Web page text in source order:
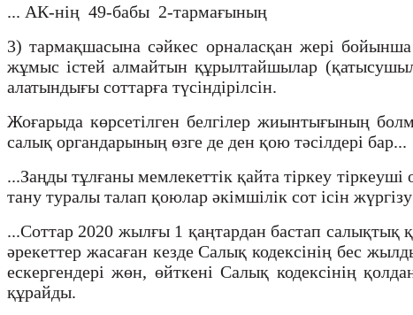
... АК-нің 49-бабы 2-тармағының
3) тармақшасына сәйкес орналасқан жері
жұмыс істей алмайтын құрылтайшылар
алатындығы соттарға түсіндірілсін.
Жоғарыда көрсетілген белгілер жиынтығының
салық органдарының өзге де ден қою тәсілдері бар...
...Заңды тұлғаны мемлекеттік қайта тіркеу
тану туралы талап қоюлар әкімшілік сот ісін
...Соттар 2020 жылғы 1 қаңтардан бастап салықтық
әрекеттер жасаған кезде Салық кодексінің бес
ескергендері жөн, өйткені Салық кодексінің
құрайды.